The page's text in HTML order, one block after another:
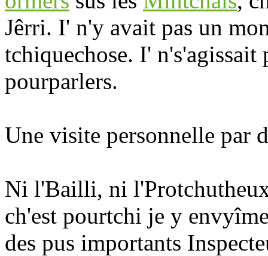
Jêrri. I' n'y avait pas un
tchiquechose. I' n's'agissait
pourparlers.
Une visite personnelle par
Ni l'Bailli, ni
ch'est pourtchi je y
des pus importants